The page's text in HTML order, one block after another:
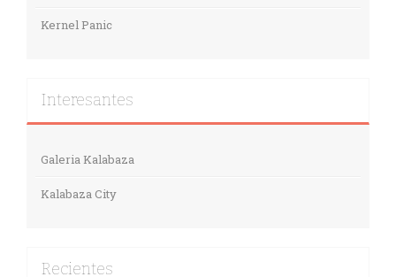
Kernel Panic
Interesantes
Galeria Kalabaza
Kalabaza City
Recientes